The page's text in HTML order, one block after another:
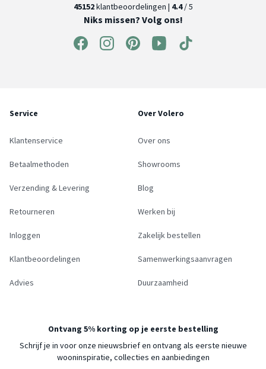
45152klantbeoordelingen | 4.4/ 5
Niks missen? Volg ons!
Service
Klantenservice
Betaalmethoden
Verzending & Levering
Retourneren
Inloggen
Klantbeoordelingen
Advies
Over Volero
Over ons
Showrooms
Blog
Werken bij
Zakelijk bestellen
Samenwerkingsaanvragen
Duurzaamheid
Ontvang 5% korting op je eerste bestelling
Schrijf je in voor onze nieuwsbrief en ontvang als eerste nieuwe
wooninspiratie, collecties en aanbiedingen